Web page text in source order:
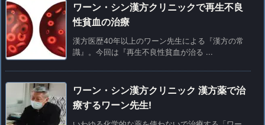
ワーン・シン漢方クリニックで再生不良
性貧血の治療
漢方医歴40年以上のワーン先生による『漢方の常
識』。今回は『再生不良性貧血が治る ...
ワーン・シン漢方クリニック 漢方薬で治
療するワーン先生!